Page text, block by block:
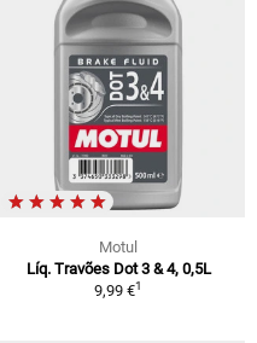
Motul
Líq. Travões Dot 3 & 4, 0,5L
9,99 €1